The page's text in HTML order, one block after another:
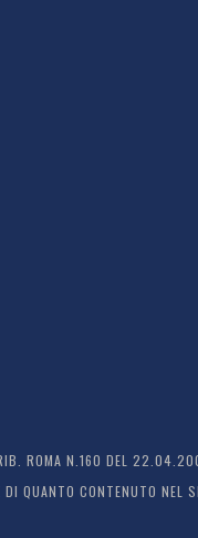
ROMA N.160 DEL
QUANTO CONTENUTO NEL